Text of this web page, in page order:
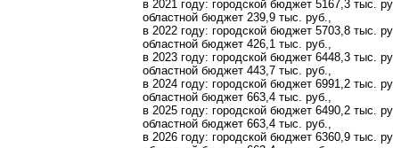
в 2021 году: городской бюджет 5167,3 тыс.
областной бюджет 239,9 тыс. руб.,
в 2022 году: городской бюджет 5703,8 тыс.
областной бюджет 426,1 тыс. руб.,
в 2023 году: городской бюджет 6448,3 тыс.
областной бюджет 443,7 тыс. руб.,
в 2024 году: городской бюджет 6991,2 тыс.
областной бюджет 663,4 тыс. руб.,
в 2025 году: городской бюджет 6490,2 тыс.
областной бюджет 663,4 тыс. руб.,
в 2026 году: городской бюджет 6360,9 тыс.